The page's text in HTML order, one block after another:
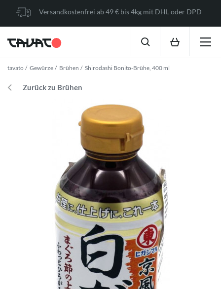
Versandkostenfrei ab 49 € bis 4kg mit DHL oder DPD
tavato Gewürze Brühen Shirodashi Bonito-Brühe, 400 ml
Zurück zu Brühen